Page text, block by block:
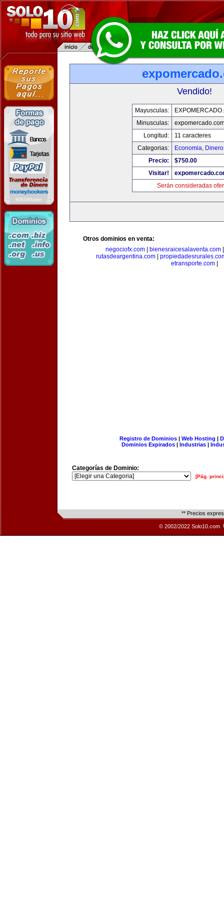
Vendido!
Mayusculas:
Minusculas:
Longitud:
11 caracteres
Categorias:
Economia,
Precio:
$750.00
Visitar!
Serán consideradas
Otros dominios en venta:
negociofx.com| bienesraicesalaventa.com
rutasdeargentina.com
etransporte.com
Registro de Dominios| Web Hosting |
Dominios Expirados | Industrias |
Categorías de Dominio:
[Pág.
** Precios
© 2002/2022 Solo10.com